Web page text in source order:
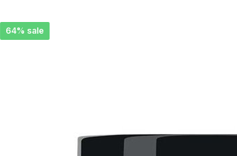
64% sale